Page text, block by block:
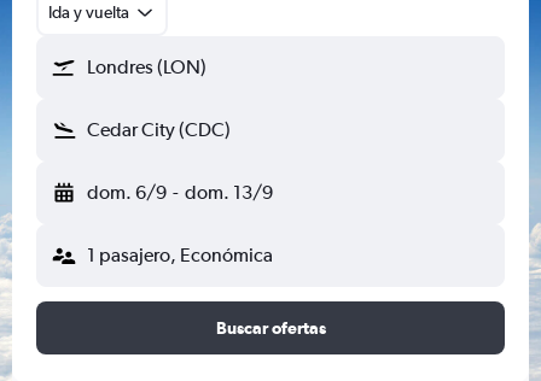
Ida y vuelta
Londres (LON)
Cedar City (CDC)
dom. 6/9 - dom. 13/9
1 pasajero, Económica
Buscar ofertas